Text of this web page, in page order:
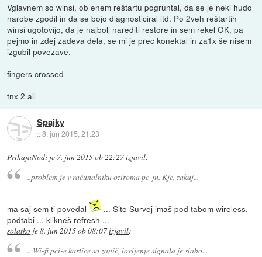
Vglavnem so winsi, ob enem reštartu pogruntal, da se je neki hudo
narobe zgodil in da se bojo diagnosticiral itd. Po 2veh reštartih
winsi ugotovijo, da je najbolj narediti restore in sem rekel OK, pa
pejmo in zdej zadeva dela, se mi je prec konektal in za1x še nisem
izgubil povezave.
fingers crossed
tnx 2 all
Spajky
::8. jun 2015, 21:23
PrihajaNodi je 7. jun 2015 ob 22:27izjavil:
..problem je v računalniku oziroma pc-ju. Kje, zakaj...
ma saj sem ti povedal
... Site Survej imaš pod tabom wireless,
podtabi ... klikneš refresh ...
solatko je8. jun 2015 ob 08:07izjavil:
.. Wi-fi pci-e kartice so zanič, lovljenje signala je slabo...